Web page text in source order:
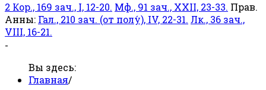
2 Кор., 169 зач., I, 12-20. Мф., 91 зач., XXII, 23-33. Прав.
Анны: Гал., 210 зач. (от полу́), IV, 22-31. Лк., 36 зач.,
VIII, 16-21.
-
Вы здесь:
Главная/